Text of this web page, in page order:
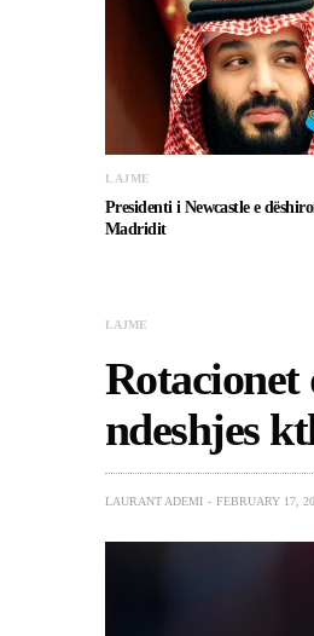
LAJME
Presidenti i Newcastle e
Madridit
LAJME
Rotacionet
ndeshjes
LAURANT ADEMI FEBRUARY 17,